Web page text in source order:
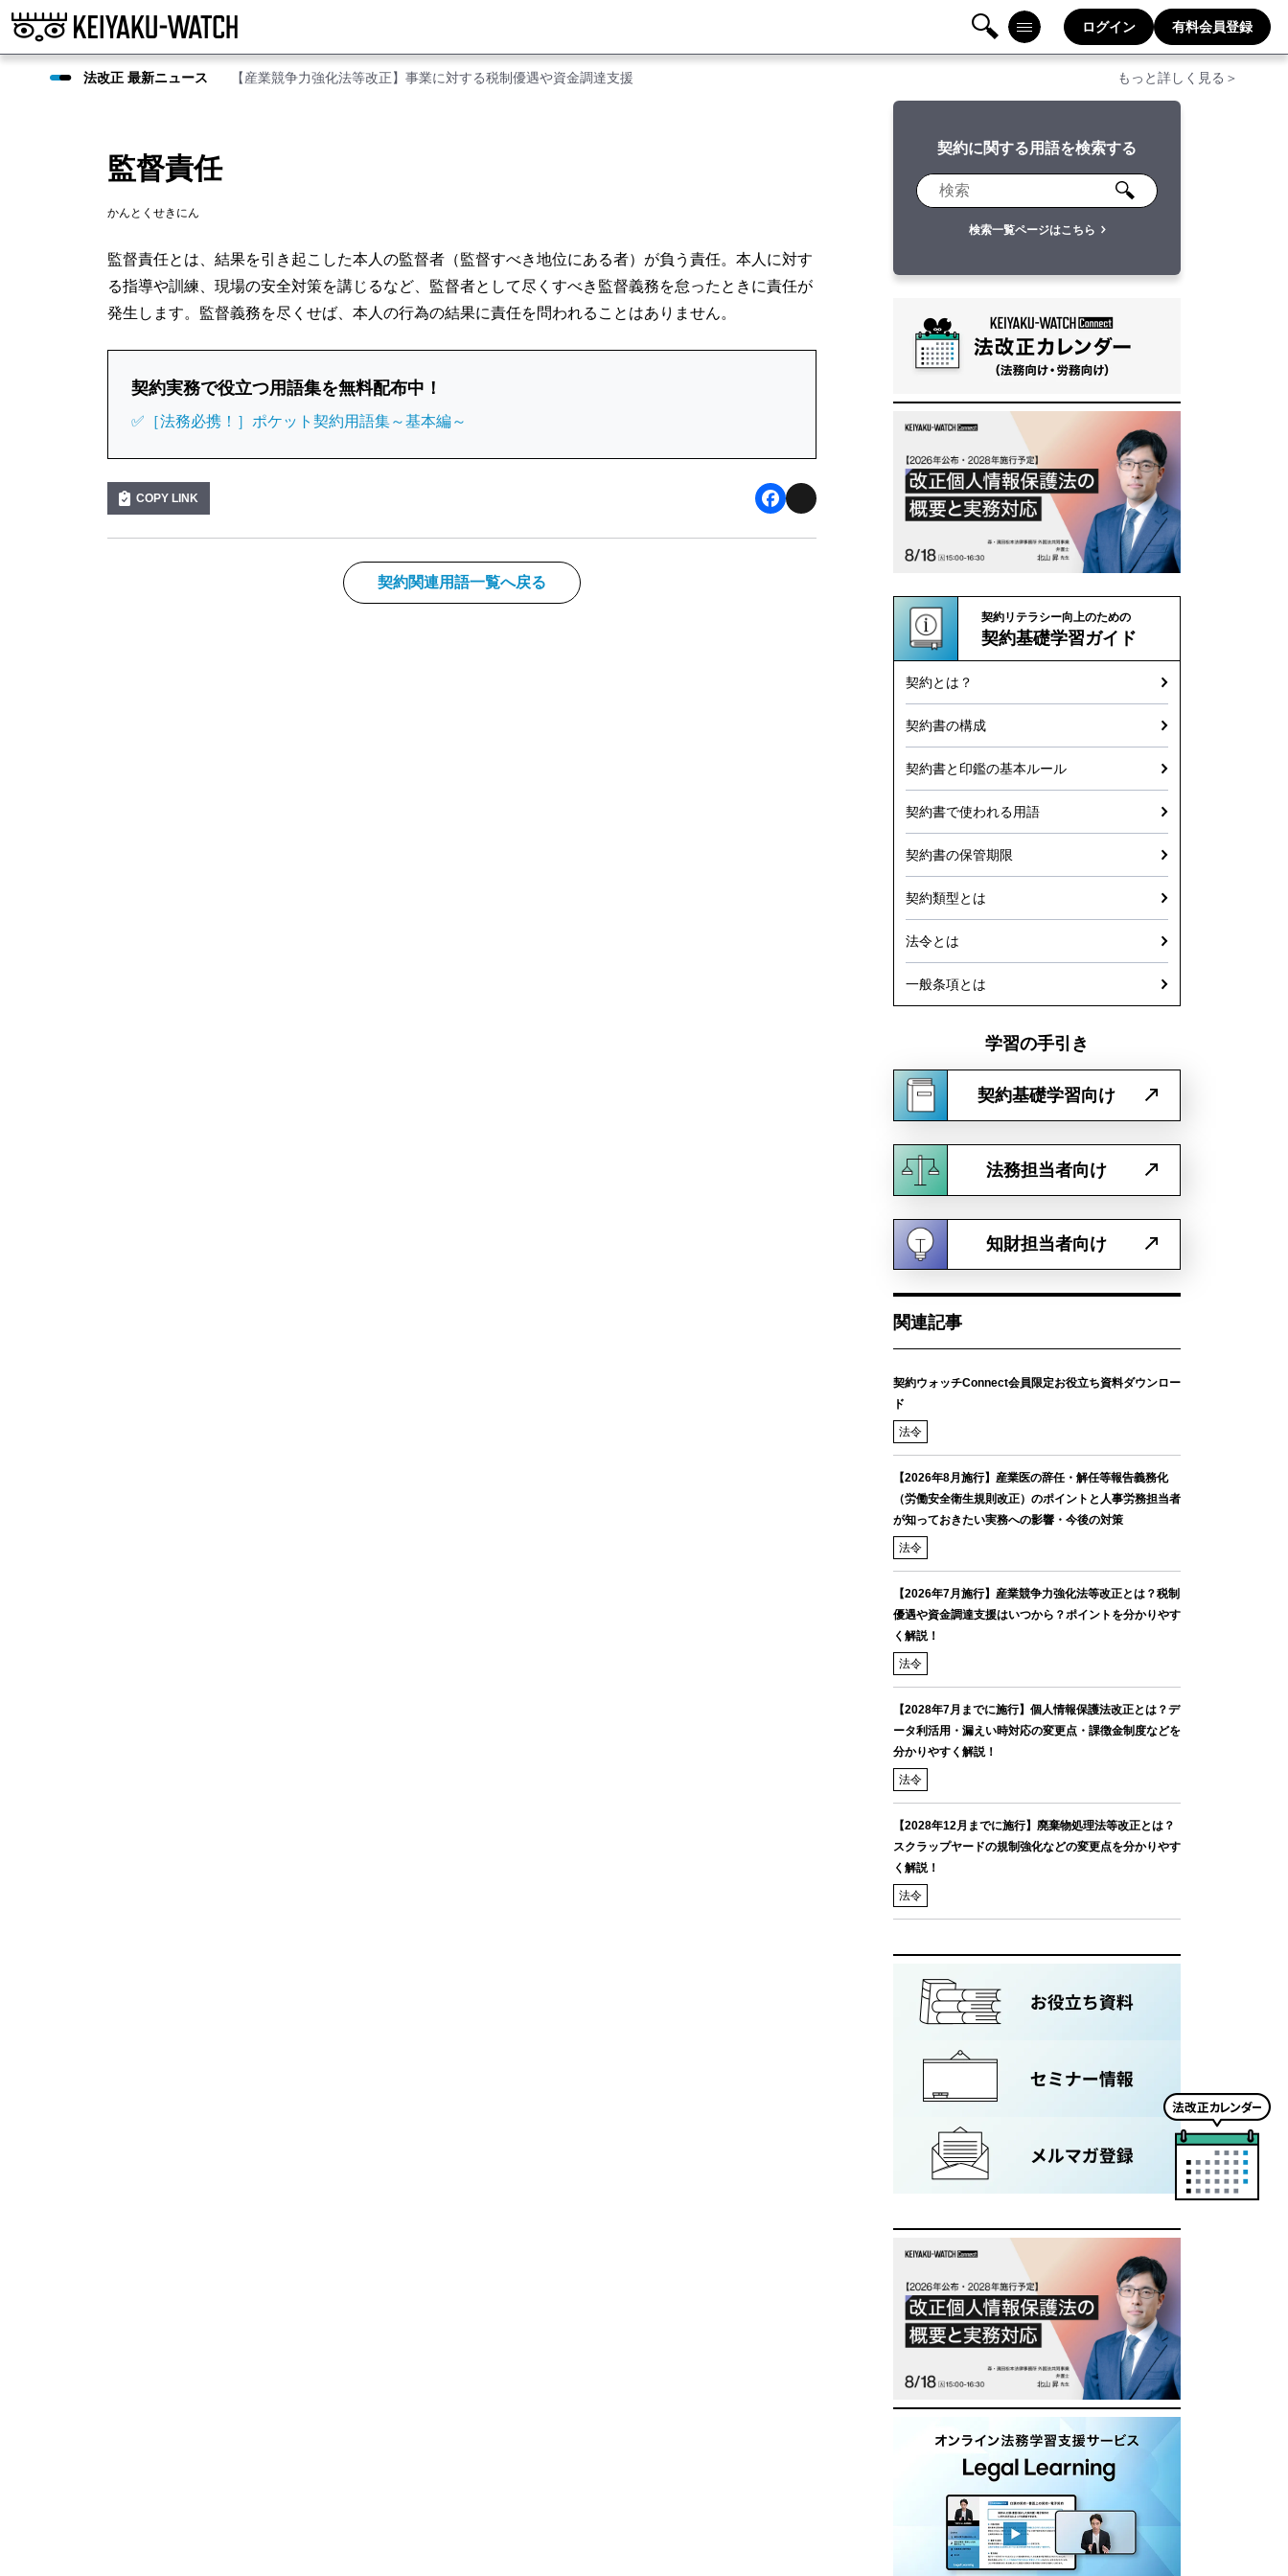
検
メニ
ログイン 有料会員登録
法改正 最新ニュース 【産業競争力強化法等改正】事業に対する税制優遇や資金調達支援 もっと詳しく見る＞
監督責任
かんとくせきにん
監督責任とは、結果を引き起こした本人の監督者（監督すべき地位にある者）が負う責任。本人に対す
る指導や訓練、現場の安全対策を講じるなど、監督者として尽くすべき監督義務を怠ったときに責任が
発生します。監督義務を尽くせば、本人の行為の結果に責任を問われることはありません。
契約実務で役立つ用語集を無料配布中！
✅［法務必携！］ポケット契約用語集～基本編～
COPY LINK
F X
契約関連用語一覧へ戻る
契約に関する用語を検索する
検索一覧ページはこちら
契約リテラシー向上のための
契約基礎学習ガイド
契約とは？
契約書の構成
契約書と印鑑の基本ルール
契約書で使われる用語
契約書の保管期限
契約類型とは
法令とは
一般条項とは
学習の手引き
契約基礎学習向け
法務担当者向け
知財担当者向け
関連記事
契約ウォッチConnect会員限定お役立ち資料ダウンロー
ド
法令
【2026年8月施行】産業医の辞任・解任等報告義務化
（労働安全衛生規則改正）のポイントと人事労務担当者
が知っておきたい実務への影響・今後の対策
法令
【2026年7月施行】産業競争力強化法等改正とは？税制
優遇や資金調達支援はいつから？ポイントを分かりやす
く解説！
法令
【2028年7月までに施行】個人情報保護法改正とは？デ
ータ利活用・漏えい時対応の変更点・課徴金制度などを
分かりやすく解説！
法令
【2028年12月までに施行】廃棄物処理法等改正とは？
スクラップヤードの規制強化などの変更点を分かりやす
く解説！
法令
法
改
ン
ダ
ー
こ
ち
ら